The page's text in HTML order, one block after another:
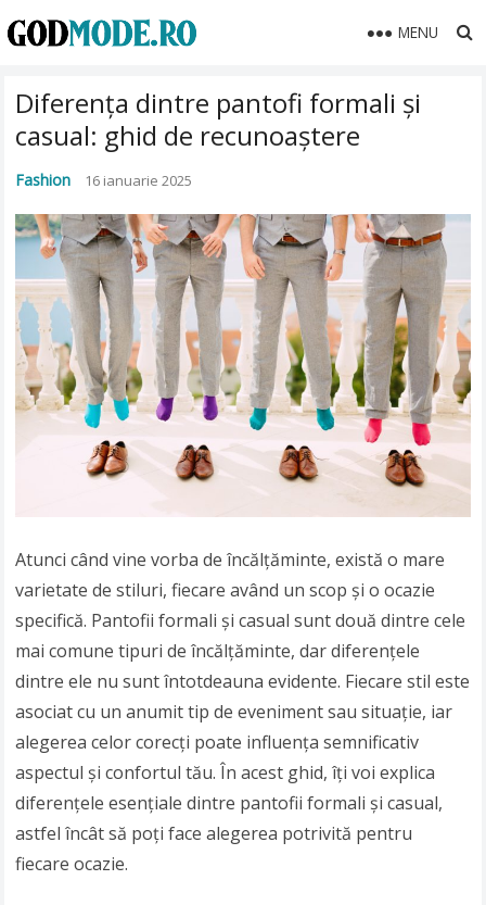
MENU
Diferența dintre pantofi formali și
casual: ghid de recunoaștere
Fashion 16 ianuarie 2025
Atunci când vine vorba de încălțăminte, există o mare
varietate de stiluri, fiecare având un scop și o ocazie
specifică. Pantofii formali și casual sunt două dintre cele
mai comune tipuri de încălțăminte, dar diferențele
dintre ele nu sunt întotdeauna evidente. Fiecare stil este
asociat cu un anumit tip de eveniment sau situație, iar
alegerea celor corecți poate influența semnificativ
aspectul și confortul tău. În acest ghid, îți voi explica
diferențele esențiale dintre pantofii formali și casual,
astfel încât să poți face alegerea potrivită pentru
fiecare ocazie.